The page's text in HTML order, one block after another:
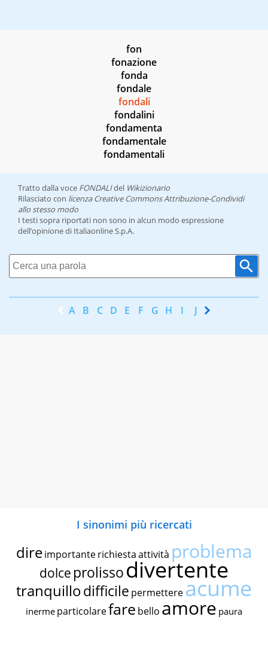
fon
fonazione
fonda
fondale
fondali
fondalini
fondamenta
fondamentale
fondamentali
Tratto dalla voce FONDALIdel Wikizionario
Rilasciato con licenza Creative Commons Attribuzione-Condividi
allo stesso modo
I testi sopra riportati non sono in alcun modo espressione
dell’opinione di Italiaonline S.p.A.
A B C D E F G H I J K
I sinonimi più ricercati
dire importante richiestaattività problema
dolce prolissodivertente
tranquillodifficile permettereacume
inerme particolarefare bello amore paura